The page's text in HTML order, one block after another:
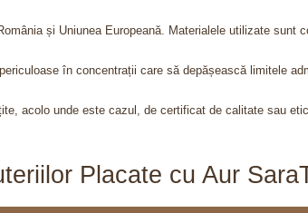
și Uniunea Europeană. Materialele utilizate sunt
în concentrații care să depășească limitele
acolo unde este cazul, de certificat de calitate sau
Placate cu Aur